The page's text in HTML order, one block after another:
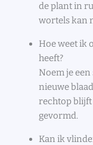
de plant in
wortels kan
Hoe weet ik
heeft?
Noem je een
nieuwe
rechtop blijft
gevormd.
Kan ik